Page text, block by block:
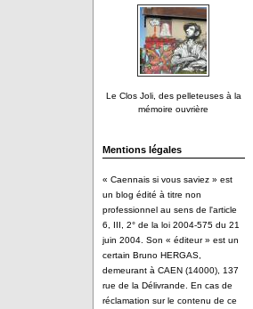
Le Clos Joli, des pelleteuses à la
mémoire ouvrière
Mentions légales
« Caennais si vous saviez » est
un blog édité à titre non
professionnel au sens de l'article
6, III, 2° de la loi 2004-575 du 21
juin 2004. Son « éditeur » est un
certain Bruno HERGAS,
demeurant à CAEN (14000), 137
rue de la Délivrande. En cas de
réclamation sur le contenu de ce